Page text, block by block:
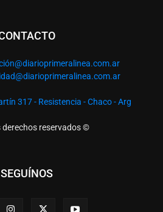
n@diarioprimeralinea.com.ar
317 - Resistencia - Chaco - Arg
derechos reservados ©
SEGUÍNOS